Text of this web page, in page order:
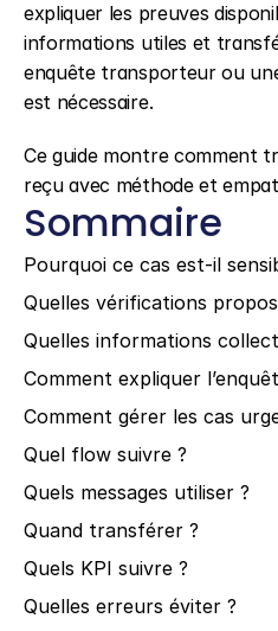
expliquer les preuves
informations utiles et
enquête transporteur ou
est nécessaire.
Ce guide montre comment
reçu avec méthode et
Sommaire
Pourquoi ce cas est-il
Quelles vérifications
Quelles informations
Comment expliquer
Comment gérer les cas
Quel flow suivre ?
Quels messages utiliser ?
Quand transférer ?
Quels KPI suivre ?
Quelles erreurs éviter ?